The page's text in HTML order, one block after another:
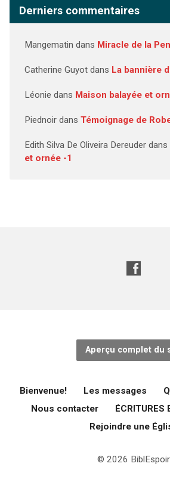
Derniers commentaires
Mangematin dans Miracle de la
Catherine Guyotdans La bannière
Léonie dans Maison balayée et
Piednoirdans Témoignage de
Edith Silva De Oliveira Dereuderdans
et ornée -1
Aperçu complet du
Bienvenue! Les messages
Nous contacter
ÉCRITURES
Rejoindre une
© 2026 BiblEspoir